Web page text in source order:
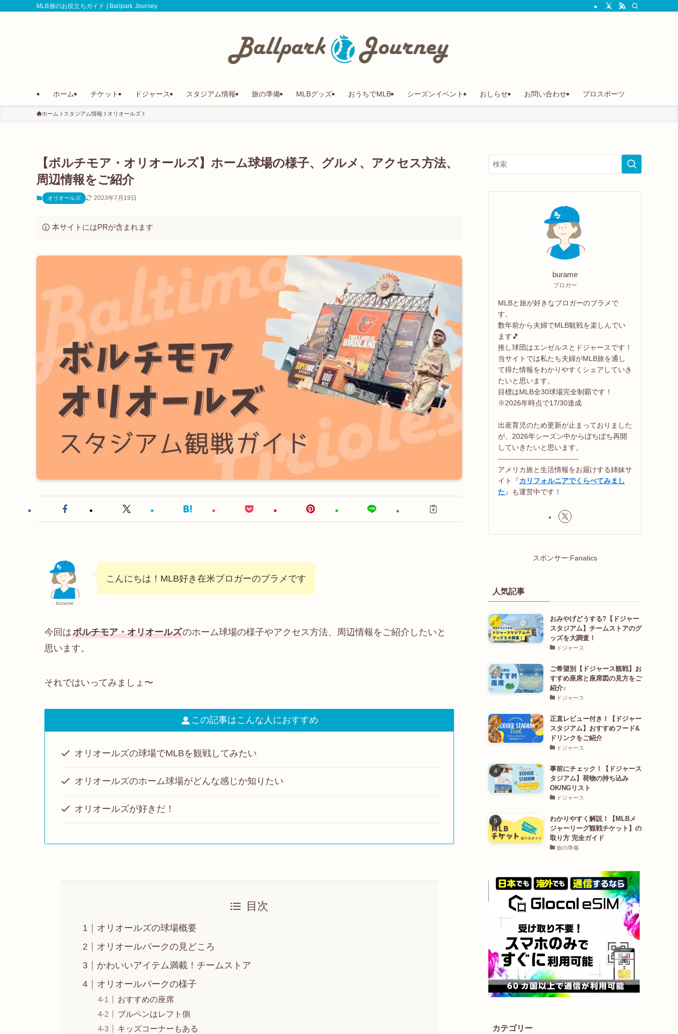
MLB旅のお役立ちガイド | Ballpark Journey
ホーム チケット ドジャース スタジアム情報 旅の準備 MLBグッズ おうちでMLB シーズンイベント おしらせ お問い合わせ プロスポーツ
ホーム スタジアム情報 オリオールズ
【ボルチモア・オリオールズ】ホーム球場の様子、グルメ、アクセス方法、
周辺情報をご紹介
オリオールズ 2023年7月19日
本サイトにはPRが含まれます
burame
こんにちは！MLB好き在米ブロガーのブラメです
今回はボルチモア・オリオールズのホーム球場の様子やアクセス方法、周辺情報をご紹介したいと
思います。
それではいってみましょ〜
この記事はこんな人におすすめ
オリオールズの球場でMLBを観戦してみたい
オリオールズのホーム球場がどんな感じか知りたい
オリオールズが好きだ！
目次
オリオールズの球場概要
オリオールパークの見どころ
かわいいアイテム満載！チームストア
オリオールパークの様子
おすすめの座席
ブルペンはレフト側
キッズコーナーもある
burame
ブロガー
MLBと旅が好きなブロガーのブラメで
す。
数年前から夫婦でMLB観戦を楽しんでい
ます🎵
推し球団はエンゼルスとドジャースです！
当サイトでは私たち夫婦がMLB旅を通し
て得た情報をわかりやすくシェアしていき
たいと思います。
目標はMLB全30球場完全制覇です！
※2026年時点で17/30達成
出産育児のため更新が止まっておりました
が、2026年シーズン中からぼちぼち再開
していきたいと思います。
--------------------------------
アメリカ旅と生活情報をお届けする姉妹サ
イト『カリフォルニアでくらべてみまし
た 』も運営中です！
スポンサー:Fanatics
人気記事
おみやげどうする?【ドジャー
スタジアム】チームストアのグ
ッズを大調査！
ドジャース
ご希望別【ドジャース観戦】お
すすめ座席と座席図の見方をご
紹介♪
ドジャース
正直レビュー付き！【ドジャー
スタジアム】おすすめフード&
ドリンクをご紹介
ドジャース
事前にチェック！【ドジャース
タジアム】荷物の持ち込み
OK/NGリスト
ドジャース
わかりやすく解説！【MLBメ
ジャーリーグ観戦チケット】の
取り方 完全ガイド
旅の準備
カテゴリー